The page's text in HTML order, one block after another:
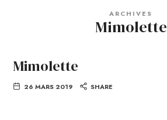
ARCHIVES
Mimolette
Mimolette
26 MARS 2019 SHARE